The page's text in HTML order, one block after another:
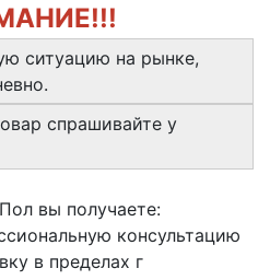
ситуацию на рынке,
спрашивайте у
вы получаете:
консультацию
в пределах г